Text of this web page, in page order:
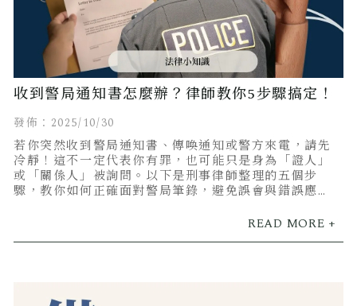
收到警局通知書怎麼辦？律師教你5步驟搞定！
發佈：2025/10/30
若你突然收到警局通知書、傳喚通知或警方來電，請先
冷靜！這不一定代表你有罪，也可能只是身為「證人」
或「關係人」被詢問。以下是刑事律師整理的五個步
驟，教你如何正確面對警局筆錄，避免誤會與錯誤應